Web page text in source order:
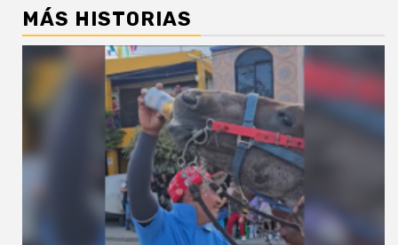
MÁS HISTORIAS